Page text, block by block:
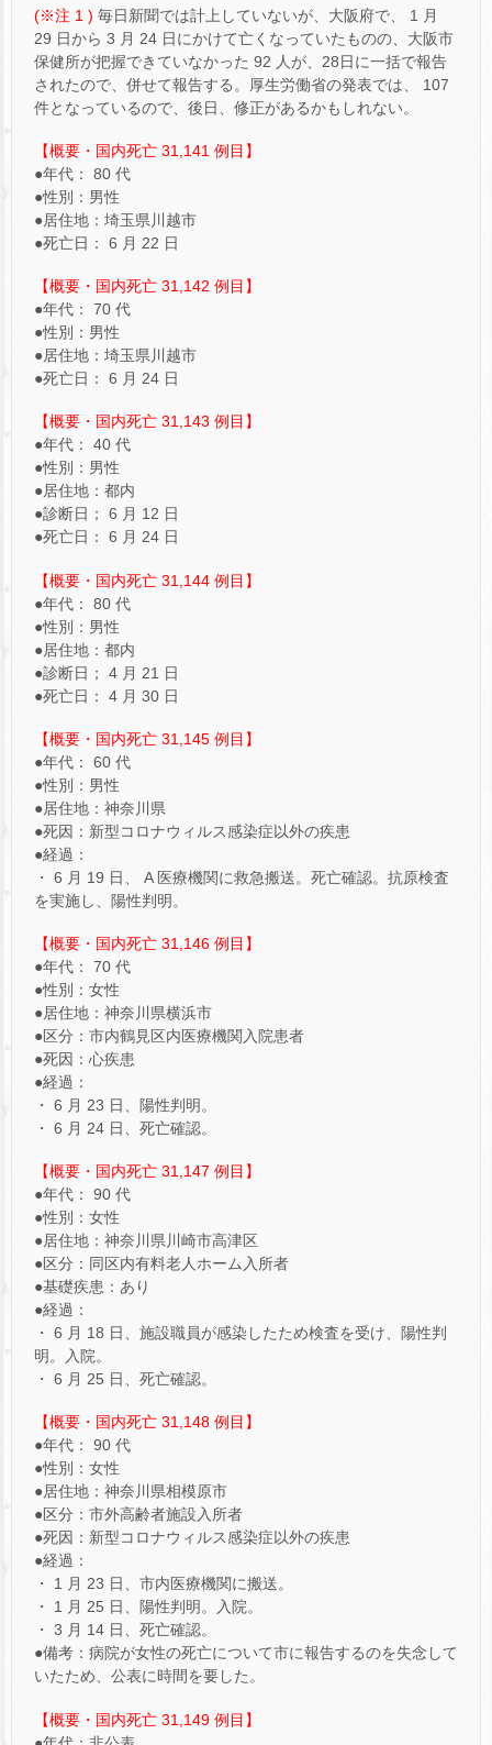
(※注 1 ) 毎日新聞では計上していないが、大阪府で、 1 月
29 日から 3 月 24 日にかけて亡くなっていたものの、大阪市
保健所が把握できていなかった 92 人が、28日に一括で報告
されたので、併せて報告する。厚生労働省の発表では、 107
件となっているので、後日、修正があるかもしれない。
【概要・国内死亡 31,141 例目】
●年代： 80 代
●性別：男性
●居住地：埼玉県川越市
●死亡日： 6 月 22 日
【概要・国内死亡 31,142 例目】
●年代： 70 代
●性別：男性
●居住地：埼玉県川越市
●死亡日： 6 月 24 日
【概要・国内死亡 31,143 例目】
●年代： 40 代
●性別：男性
●居住地：都内
●診断日； 6 月 12 日
●死亡日： 6 月 24 日
【概要・国内死亡 31,144 例目】
●年代： 80 代
●性別：男性
●居住地：都内
●診断日； 4 月 21 日
●死亡日： 4 月 30 日
【概要・国内死亡 31,145 例目】
●年代： 60 代
●性別：男性
●居住地：神奈川県
●死因：新型コロナウィルス感染症以外の疾患
●経過：
・ 6 月 19 日、 A 医療機関に救急搬送。死亡確認。抗原検査
を実施し、陽性判明。
【概要・国内死亡 31,146 例目】
●年代： 70 代
●性別：女性
●居住地：神奈川県横浜市
●区分：市内鶴見区内医療機関入院患者
●死因：心疾患
●経過：
・ 6 月 23 日、陽性判明。
・ 6 月 24 日、死亡確認。
【概要・国内死亡 31,147 例目】
●年代： 90 代
●性別：女性
●居住地：神奈川県川崎市高津区
●区分：同区内有料老人ホーム入所者
●基礎疾患：あり
●経過：
・ 6 月 18 日、施設職員が感染したため検査を受け、陽性判
明。入院。
・ 6 月 25 日、死亡確認。
【概要・国内死亡 31,148 例目】
●年代： 90 代
●性別：女性
●居住地：神奈川県相模原市
●区分：市外高齢者施設入所者
●死因：新型コロナウィルス感染症以外の疾患
●経過：
・ 1 月 23 日、市内医療機関に搬送。
・ 1 月 25 日、陽性判明。入院。
・ 3 月 14 日、死亡確認。
●備考：病院が女性の死亡について市に報告するのを失念して
いたため、公表に時間を要した。
【概要・国内死亡 31,149 例目】